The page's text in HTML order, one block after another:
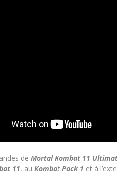
deMortal Kombat 11
11, auKombat Pack 1 et à